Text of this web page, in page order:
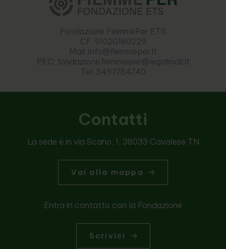
Fondazione FiemmePer ETS
CF: 91020180229
Mail: info@fiemmeper.it
PEC: fondazione.fiemmeper@legalmail.it
Tel: 349.1784740
Contatti
La sede è in via Scario, 1, 38033 Cavalese TN
Vai alla mappa
Entra in contatto con la Fondazione
Scrivici